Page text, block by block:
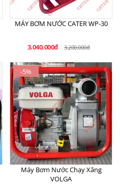
MÁY BƠM NƯỚC CATER WP-30
3.040.000đ 3.200.000đ
-5%
Máy Bơm Nước Chạy Xăng
VOLGA